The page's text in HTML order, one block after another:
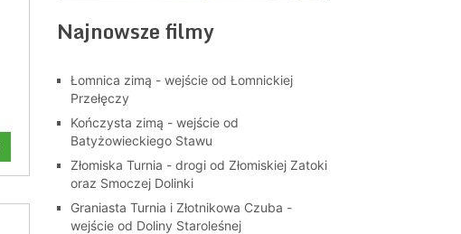
Najnowsze filmy
Łomnica zimą - wejście od Łomnickiej
Przełęczy
Kończysta zimą - wejście od
Batyżowieckiego Stawu
Złomiska Turnia - drogi od Złomiskiej Zatoki
oraz Smoczej Dolinki
Graniasta Turnia i Złotnikowa Czuba -
wejście od Doliny Staroleśnej